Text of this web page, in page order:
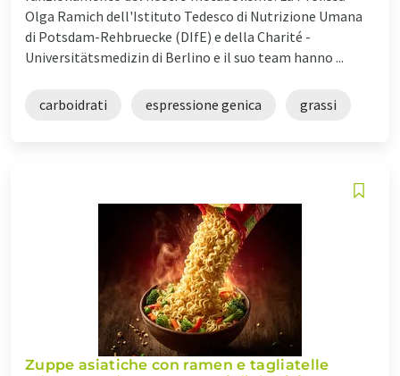
Olga Ramich dell'Istituto Tedesco di Nutrizione Umana
di Potsdam-Rehbruecke (DIfE) e della Charité -
Universitätsmedizin di Berlino e il suo team hanno ...
carboidrati espressione genica grassi
Zuppe asiatiche con ramen e tagliatelle